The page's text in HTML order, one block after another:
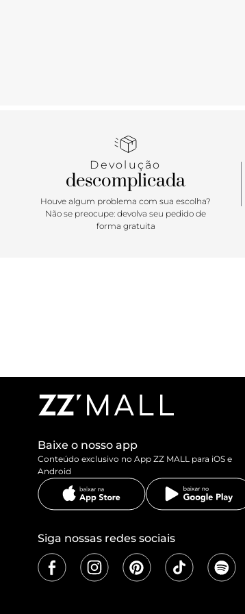
Devolução
descomplicada
Houve algum problema com sua escolha?
Não se preocupe: devolva seu pedido de
forma gratuita
Baixe o nosso app
Conteúdo exclusivo no App ZZ MALL para iOS e
Android
Siga nossas redes sociais